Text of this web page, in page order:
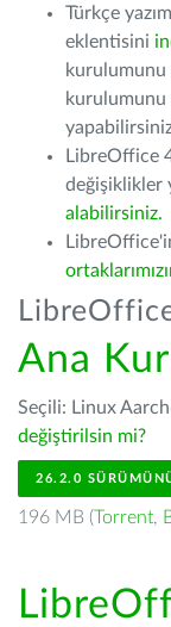
Türkçe
eklentisini
kurulumunu
LibreOffice
değişiklikler
alabilirsiniz.
Ana
Seçili: Linux
değiştirilsin mi?
26.2.0
196 MB (Torrent,